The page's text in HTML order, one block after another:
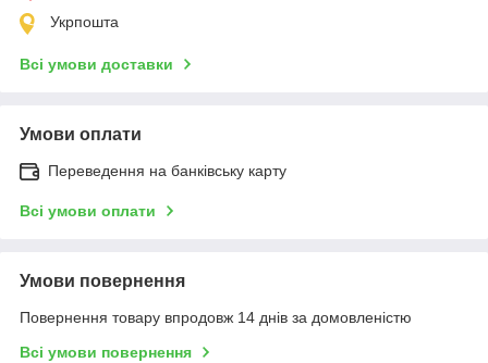
Укрпошта
Всі умови доставки
Умови оплати
Переведення на банківську карту
Всі умови оплати
Умови повернення
Повернення товару впродовж 14 днів за домовленістю
Всі умови повернення